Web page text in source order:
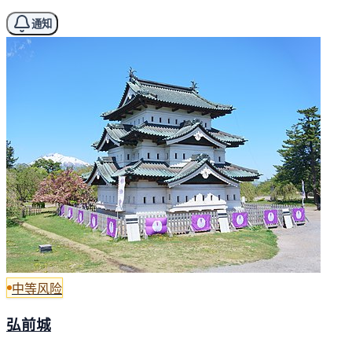
通知
中等风险
弘前城